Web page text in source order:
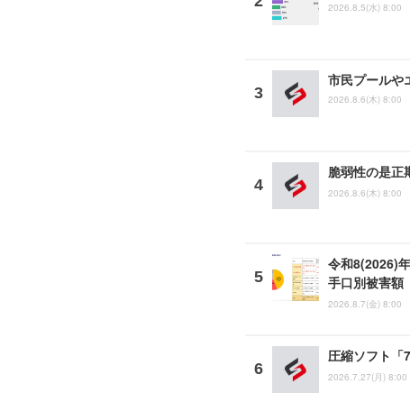
2026.8.5(水) 8:00
市民プールや
2026.8.6(木) 8:00
脆弱性の是正
2026.8.6(木) 8:00
令和8(2026)
手口別被害額
2026.8.7(金) 8:00
圧縮ソフト「
2026.7.27(月) 8:00